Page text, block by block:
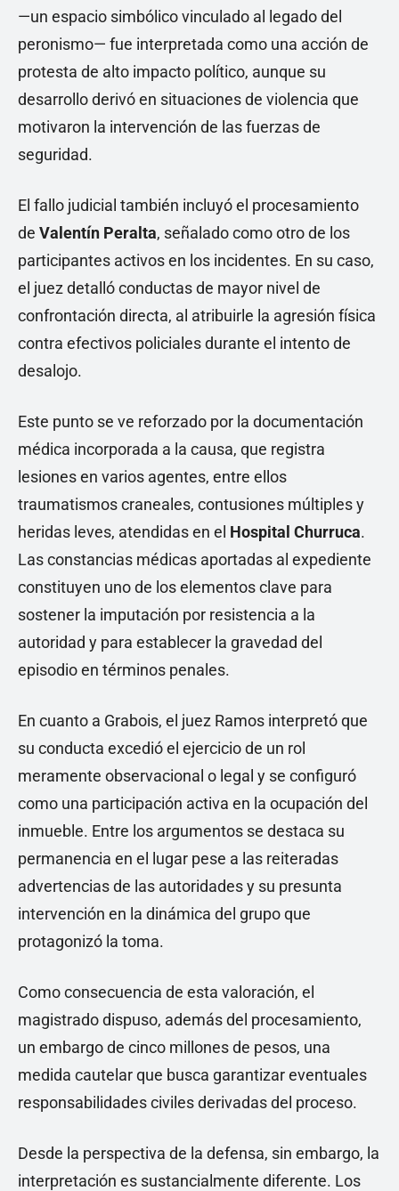
—un espacio simbólico vinculado al legado del
peronismo— fue interpretada como una acción de
protesta de alto impacto político, aunque su
desarrollo derivó en situaciones de violencia que
motivaron la intervención de las fuerzas de
seguridad.
El fallo judicial también incluyó el procesamiento
de Valentín Peralta, señalado como otro de los
participantes activos en los incidentes. En su caso,
el juez detalló conductas de mayor nivel de
confrontación directa, al atribuirle la agresión física
contra efectivos policiales durante el intento de
desalojo.
Este punto se ve reforzado por la documentación
médica incorporada a la causa, que registra
lesiones en varios agentes, entre ellos
traumatismos craneales, contusiones múltiples y
heridas leves, atendidas en el Hospital Churruca.
Las constancias médicas aportadas al expediente
constituyen uno de los elementos clave para
sostener la imputación por resistencia a la
autoridad y para establecer la gravedad del
episodio en términos penales.
En cuanto a Grabois, el juez Ramos interpretó que
su conducta excedió el ejercicio de un rol
meramente observacional o legal y se configuró
como una participación activa en la ocupación del
inmueble. Entre los argumentos se destaca su
permanencia en el lugar pese a las reiteradas
advertencias de las autoridades y su presunta
intervención en la dinámica del grupo que
protagonizó la toma.
Como consecuencia de esta valoración, el
magistrado dispuso, además del procesamiento,
un embargo de cinco millones de pesos, una
medida cautelar que busca garantizar eventuales
responsabilidades civiles derivadas del proceso.
Desde la perspectiva de la defensa, sin embargo, la
interpretación es sustancialmente diferente. Los